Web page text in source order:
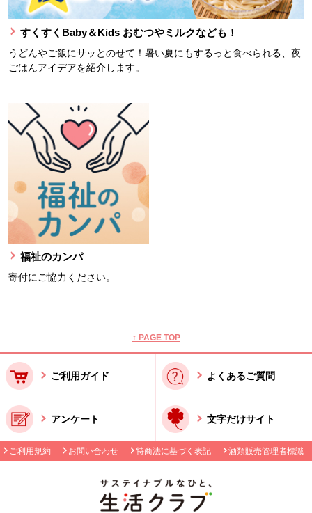
すくすくBaby＆Kids おむつやミルクなども！
うどんやご飯にサッとのせて！暑い夏にもするっと食べられる、夜
ごはんアイデアを紹介します。
福祉のカンパ
寄付にご協力ください。
↑ PAGE TOP
ご利用ガイド よくあるご質問
アンケート 文字だけサイト
ご利用規約 お問い合わせ 特商法に基づく表記 酒類販売管理者標識